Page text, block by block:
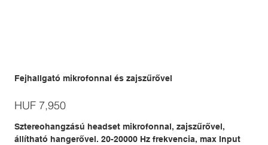
Fejhallgató mikrofonnal és zajszűrővel
Price
HUF 7,950
Sztereohangzású headset mikrofonnal, zajszűrővel,
állítható hangerővel. 20-20000 Hz frekvencia, max Input